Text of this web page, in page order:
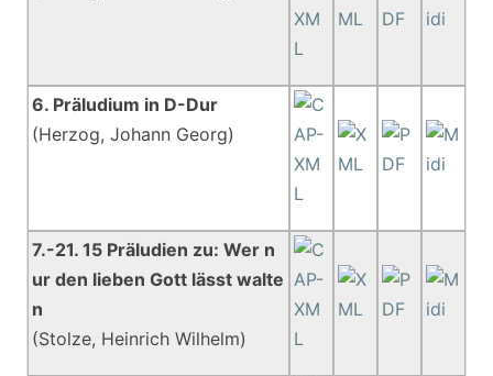
6. Präludium in D-Dur
(Herzog, Johann Georg)
7.-21. 15 Präludien zu: Wer n
ur den lieben Gott lässt walte
n
(Stolze, Heinrich Wilhelm)